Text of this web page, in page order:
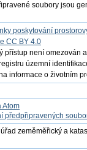
soubory jsou
poskytování
CC BY 4.0
přístup není omezován
územní
informace o životním
Atom
předpřipravených
zeměměřický a